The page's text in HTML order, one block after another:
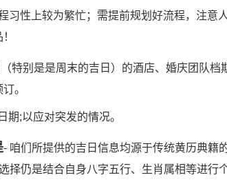
习性上较为繁忙；需提前规划好流程，注意
特别是是周末的吉日）的酒店、婚庆团队档
。
期;以应对突发的情况。
- 咱们所提供的吉日信息均源于传统黄历典籍
择仍是结合自身八字五行、生肖属相等进行